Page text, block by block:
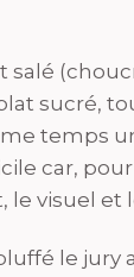
sucré,
temps
car,
visuel et
le jury